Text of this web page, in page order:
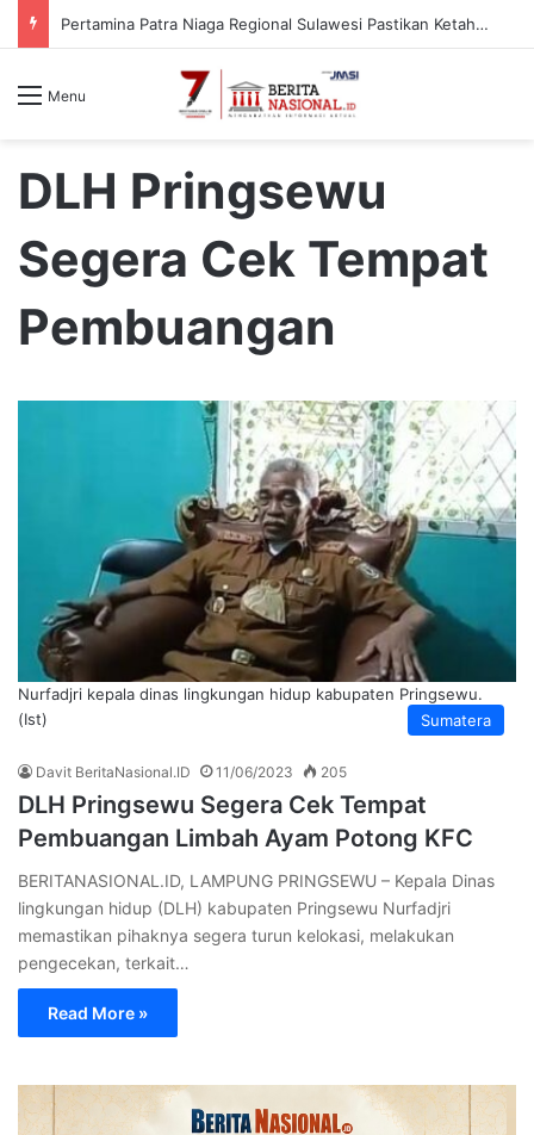
Pertamina Patra Niaga Regional Sulawesi Pastikan Ketahanan Stok BBM dan LPG 3 Kg di Bone
Menu
DLH Pringsewu
Segera Cek Tempat
Pembuangan
Sumatera
Nurfadjri kepala dinas lingkungan hidup kabupaten Pringsewu.
(Ist)
Davit BeritaNasional.ID 11/06/2023 205
DLH Pringsewu Segera Cek Tempat
Pembuangan Limbah Ayam Potong KFC
BERITANASIONAL.ID, LAMPUNG PRINGSEWU – Kepala Dinas
lingkungan hidup (DLH) kabupaten Pringsewu Nurfadjri
memastikan pihaknya segera turun kelokasi, melakukan
pengecekan, terkait…
Read More »